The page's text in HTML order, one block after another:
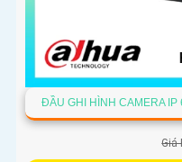
ĐẦU GHI HÌNH CAMERA
Giá